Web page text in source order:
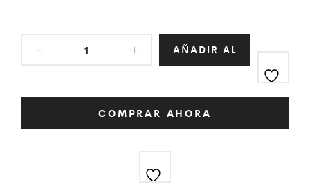
AÑADIR AL
COMPRAR AHORA